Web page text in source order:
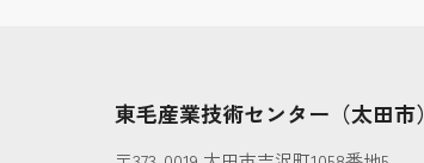
東毛産業技術センター（太田市）